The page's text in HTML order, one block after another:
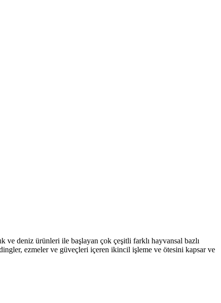
ve deniz ürünleri ile başlayan çok çeşitli farklı hayvansal bazlı
ezmeler ve güveçleri içeren ikincil işleme ve ötesini kapsar ve